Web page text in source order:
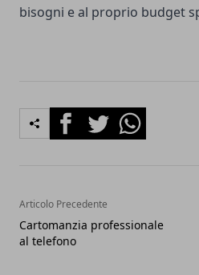
bisogni e al proprio budget
FacebookTwitterWhatsapp
Articolo Precedente
Cartomanzia professionale
al telefono